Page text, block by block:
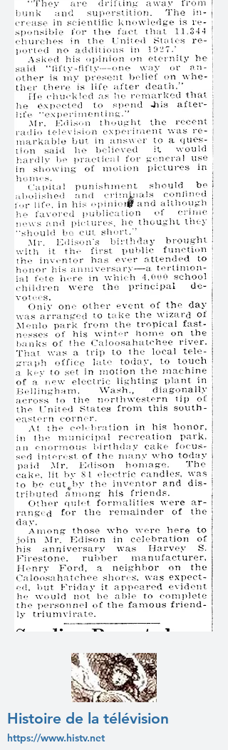
Histoire de la télévision
https://www.histv.net